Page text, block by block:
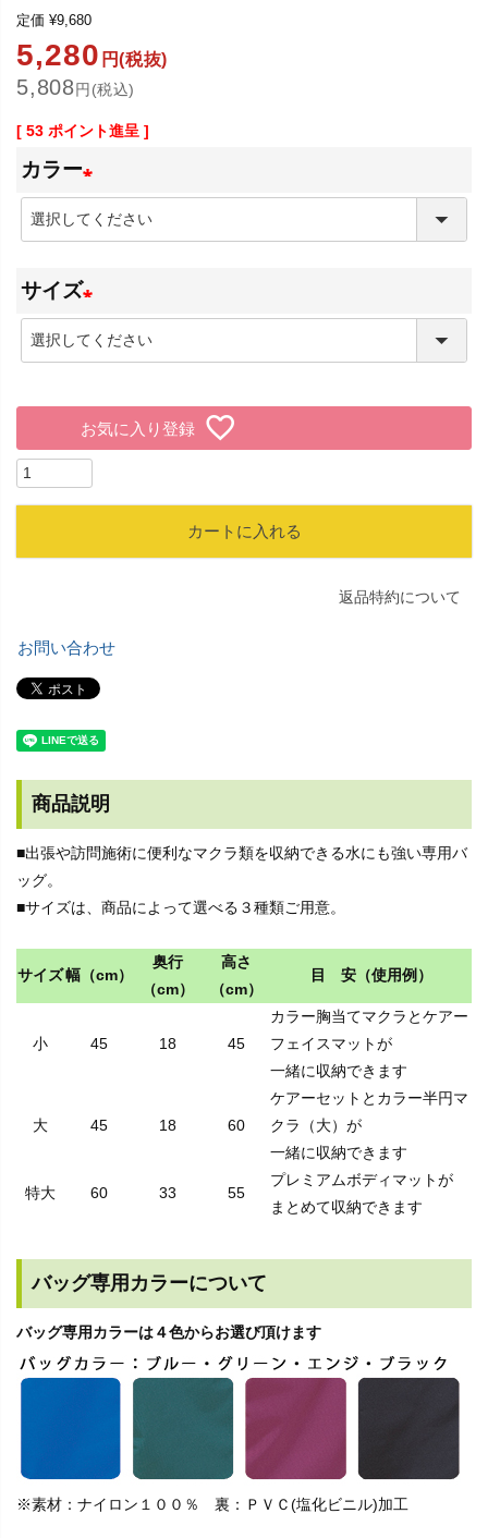
定価 ¥9,680
5,280 円(税抜)
5,808円(税込)
[ 53 ポイント進呈 ]
カラー
(
須
)
サイズ
(
須
)
お気に入り登録
カートに入れる
返品特約について
お問い合わせ
商品説明
■出張や訪問施術に便利なマクラ類を収納できる水にも強い専用バ
ッグ。
■サイズは、商品によって選べる３種類ご用意。
サイズ幅（cm）
奥行
（cm）
高さ
（cm）
目 安（使用例）
小 45 18 45
カラー胸当てマクラとケアー
フェイスマットが
一緒に収納できます
大 45 18 60
ケアーセットとカラー半円マ
クラ（大）が
一緒に収納できます
特大 60 33 55
プレミアムボディマットが
まとめて収納できます
バッグ専用カラーについて
バッグ専用カラーは４色からお選び頂けます
※素材：ナイロン１００％ 裏：ＰＶＣ(塩化ビニル)加工